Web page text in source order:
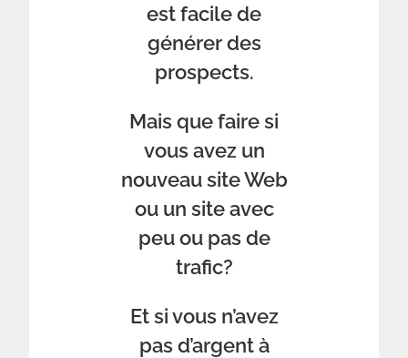
est facile de
générer des
prospects.
Mais que faire si
vous avez un
nouveau site Web
ou un site avec
peu ou pas de
trafic?
Et si vous n’avez
pas d’argent à